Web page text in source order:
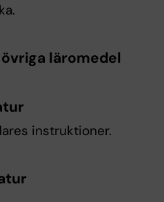
läromedel
instruktioner.